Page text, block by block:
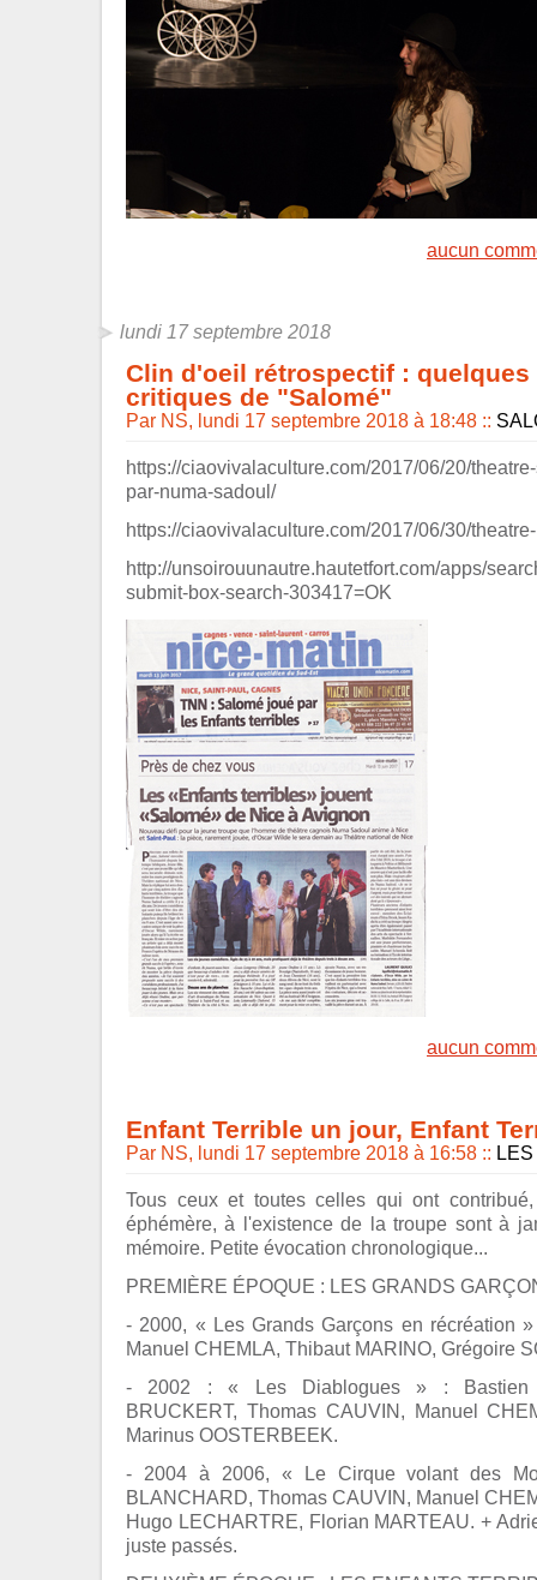
aucun
lundi 17 septembre 2018
Clin d'oeil rétrospectif : quelques
critiques de "Salomé"
Par NS, lundi 17 septembre 2018 à 18:48 ::
https://ciaovivalaculture.com/2017/06/20/
par-numa-sadoul/
https://ciaovivalaculture.com/2017/06/30/
http://unsoirouunautre.hautetfort.com/apps/
submit-box-search-303417=OK
aucun
Enfant Terrible un jour, Enfant
Par NS, lundi 17 septembre 2018 à 16:58 ::
Tous ceux et toutes celles qui ont
éphémère, à l'existence de la troupe sont à
mémoire. Petite évocation chronologique...
PREMIÈRE ÉPOQUE : LES GRANDS
- 2000, « Les Grands Garçons en récréation
Manuel CHEMLA, Thibaut MARINO, Grégoire
- 2002 : « Les Diablogues » : Bastien
BRUCKERT, Thomas CAUVIN, Manuel
Marinus OOSTERBEEK.
- 2004 à 2006, « Le Cirque volant des
BLANCHARD, Thomas CAUVIN, Manuel
Hugo LECHARTRE, Florian MARTEAU. +
juste passés.